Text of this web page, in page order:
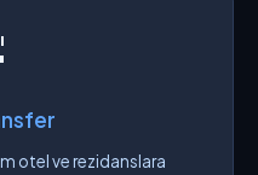
otel ve rezidanslara